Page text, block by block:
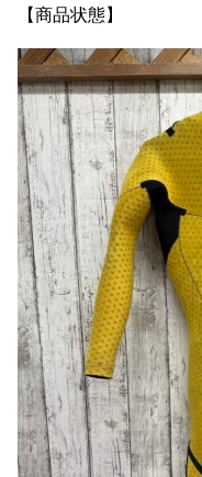
【商品状態】